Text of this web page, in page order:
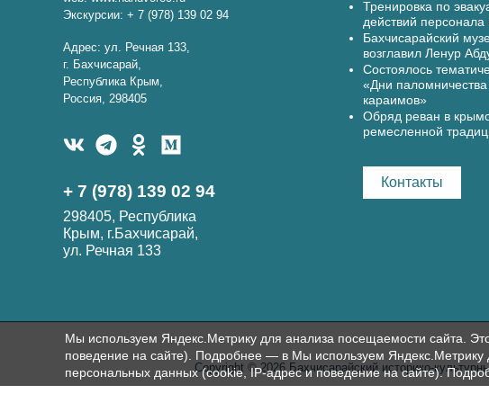
Экскурсии: + 7 (978) 139 02 94
Адрес: ул. Речная 133,
г. Бахчисарай,
Республика Крым,
Россия, 298405
+ 7 (978) 139 02 94
298405, Республика
Крым, г.Бахчисарай,
ул. Речная 133
Тренировка по
действий
Бахчисарайский
возглавил Ленур
Состоялось
«Дни
караимов»
Обряд реван в
ремесленной
Контакты
Copyright © 2026 Бахчисарайский историко-
Мы используем Яндекс.Метрику для анализа посещаемости сайта.
поведение на сайте). Подробнее — в Мы используем Яндекс.Метрику
персональных данных (cookie, IP-адрес и поведение на сайте).